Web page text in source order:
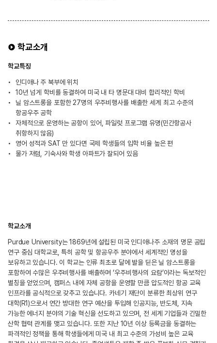
학교소개
학교특징
인디애나 주 북부에 위치
10년 넘게 학비를 동결하여 미국 내 타 명문대 대비 합리적인 학비
닐 암스트롱을 포함한 27명의 우주비행사를 배출한 세계 최고 수준의
항공우주 공학
자체적으로 운영하는 공항이 있어, 파일럿 프로그램 유명(민간항공사
취항하지 않음)
영어 성적과 SAT 만 있다면 국제 학생들의 입학 비율 높은 편
물가 저렴, 기숙사와 학생 아파트가 잘되어 있음
학교소개
Purdue University는 1869년에 설립된 미국 인디애나주 소재의 명문 공립
연구 중심 대학교로, 특히 공학 및 항공우주 분야에서 세계적인 명성을
보유하고 있습니다. 이 학교는 인류 최초로 달에 발을 딛은 닐 암스트롱을
포함하여 수많은 우주비행사를 배출하며 ‘우주비행사의 요람’이라는 독보적인
별칭을 얻었으며, 캠퍼스 내에 자체 공항을 운영할 만큼 압도적인 항공 교육
인프라를 공식적으로 갖추고 있습니다. 카네기 재단이 분류한 최상위 연구
대학(R1)으로서 연간 방대한 연구 예산을 투입해 인공지능, 반도체, 지속
가능한 에너지 분야의 기술 혁신을 선도하고 있으며, 전 세계 기업들과 긴밀한
산학 협력 관계를 맺고 있습니다. 또한 지난 10년 이상 등록금을 동결하는
파격적인 정책을 통해 학생들에게 미국 내 최고 수준의 가성비 높은 교육